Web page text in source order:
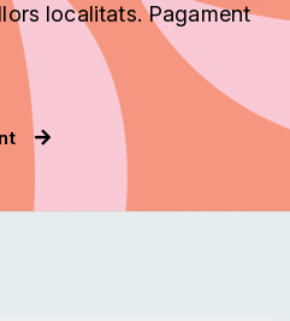
localitats. Pagament